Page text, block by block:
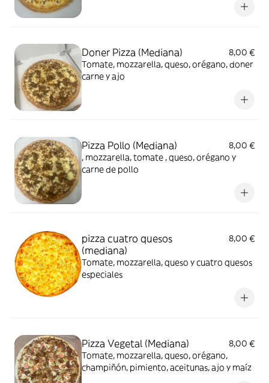
Doner Pizza (Mediana)
8,00 €
Tomate, mozzarella, queso, orégano, doner
carne y ajo
Pizza Pollo (Mediana)
8,00 €
, mozzarella, tomate , queso, orégano y
carne de pollo
pizza cuatro quesos
(mediana)
8,00 €
Tomate, mozzarella, queso y cuatro quesos
especiales
Pizza Vegetal (Mediana)
8,00 €
Tomate, mozzarella, queso, orégano,
champiñón, pimiento, aceitunas, ajo y maíz